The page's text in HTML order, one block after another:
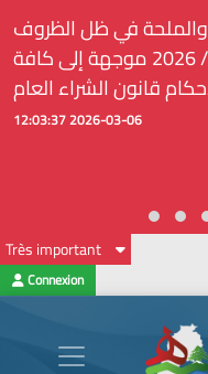
والملحة في ظل الظروف
الإستثنائية: مذكرة رقم 7/ه.ش.ع/ 2026 موجهة إلى كافة
قانون الشراء العام
2026-03-06 12:03:37
Très important
Connexion